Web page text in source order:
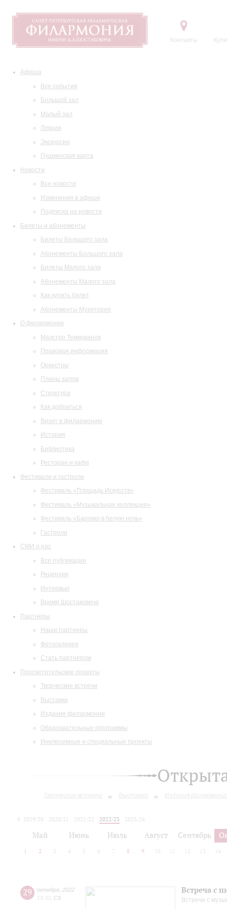
Контакты
Афиша
Все события
Большой зал
Малый зал
Лекции
Экскурсии
Пушкинская карта
Новости
Все новости
Изменения в афише
Подписка на новости
Билеты и абонементы
Билеты Большого зала
Абонементы Большого зала
Билеты Малого зала
Абонементы Малого зала
Как купить билет
Абонементы Музитория
О филармонии
Маэстро Темирканов
Правовая информация
Оркестры
Планы залов
Структура
Как добраться
Визит в филармонию
История
Библиотека
Ресторан и кафе
Фестивали и гастроли
Фестиваль «Площадь Искусств»
Фестиваль «Музыкальная коллекция»
Фестиваль «Барокко в белую ночь»
Гастроли
СМИ о нас
Все публикации
Рецензии
Интервью
Время Шостаковича
Партнеры
Наши партнеры
Фотогалерея
Стать партнером
Просветительские проекты
Творческие встречи
Выставки
Издания филармонии
Образовательные программы
Инклюзивные и специальные проекты
Творческие встречи Выставки Издания
2019/20 2020/21 2021/22 2022/23
2023/24
Май Июнь Июль Август Сентябрь
1 2 3 4 5 6 7 8 9 10 12 13 14
29 октября 2022
18:30 Сб
Встреча с
Встречи с